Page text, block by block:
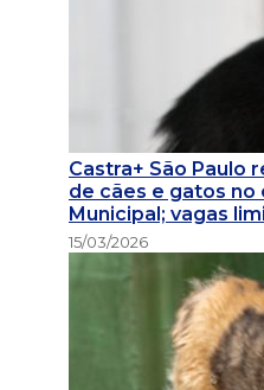
Castra+ São Paulo
de cães e gatos
Municipal; vagas
15/03/2026